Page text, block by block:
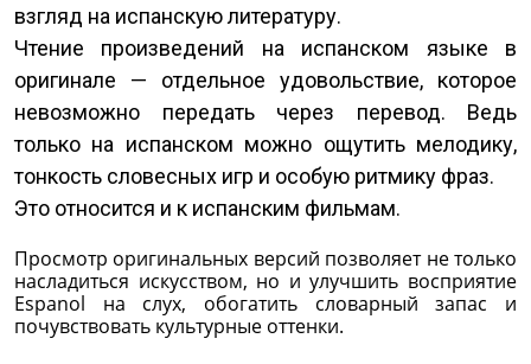
взгляд на испанскую литературу.
Чтение произведений на испанском языке в
оригинале — отдельное удовольствие, которое
невозможно передать через перевод. Ведь
только на испанском можно ощутить мелодику,
тонкость словесных игр и особую ритмику фраз.
Это относится и к испанским фильмам.
Просмотр оригинальных версий позволяет не только
насладиться искусством, но и улучшить восприятие
Espanol на слух, обогатить словарный запас и
почувствовать культурные оттенки.